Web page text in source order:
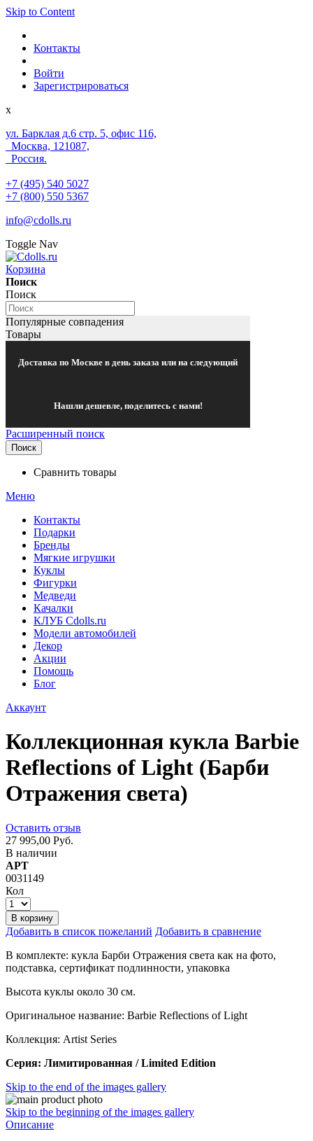
Skip to Content
Контакты
Войти
Зарегистрироваться
x
ул. Барклая д.6 стр. 5, офис 116,
Москва, 121087,
Россия.
+7 (495) 540 5027
+7 (800) 550 5367
info@cdolls.ru
Toggle Nav
Корзина
Поиск
Поиск
Популярные совпадения
Товары
Доставка по Москве в день заказа или на следующий
Нашли дешевле, поделитесь с нами!
Расширенный поиск
Поиск
Сравнить товары
Меню
Контакты
Подарки
Бренды
Мягкие игрушки
Куклы
Фигурки
Медведи
Качалки
КЛУБ Cdolls.ru
Модели автомобилей
Декор
Акции
Помощь
Блог
Аккаунт
Коллекционная кукла Barbie
Reflections of Light (Барби
Отражения света)
Оставить отзыв
27 995,00 Руб.
В наличии
АРТ
0031149
Кол
В корзину
Добавить в список пожеланий Добавить в сравнение
В комплекте: кукла Барби Отражения света как на фото,
подставка, сертификат подлинности, упаковка
Высота куклы около 30 см.
Оригинальное название: Barbie Reflections of Light
Коллекция: Artist Series
Серия: Лимитированная / Limited Edition
Skip to the end of the images gallery
Skip to the beginning of the images gallery
Описание